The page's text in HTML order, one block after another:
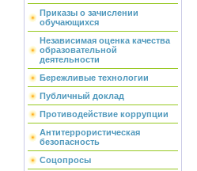
Приказы о зачислении
обучающихся
Независимая оценка качества
образовательной
деятельности
Бережливые технологии
Публичный доклад
Противодействие коррупции
Антитеррористическая
безопасность
Соцопросы